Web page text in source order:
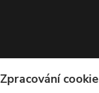
Zpracování